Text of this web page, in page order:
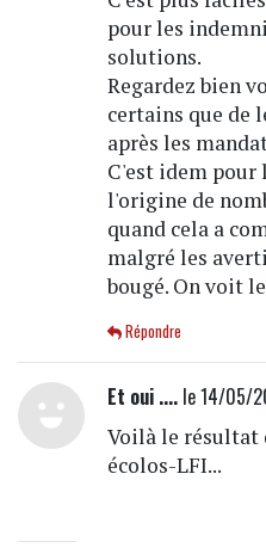
pour les
solutions.
Regardez bien
certains que de
après les
C'est idem pour
l'origine de
quand cela a
malgré les
bougé. On voit
Répondre
Et oui ....le 14/05/
Voilà le résultat
écolos-LFI...